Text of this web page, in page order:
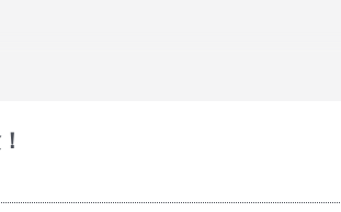
解」と感じていただけたことを大変うれ
でいただけて何よりです。季節や天候に